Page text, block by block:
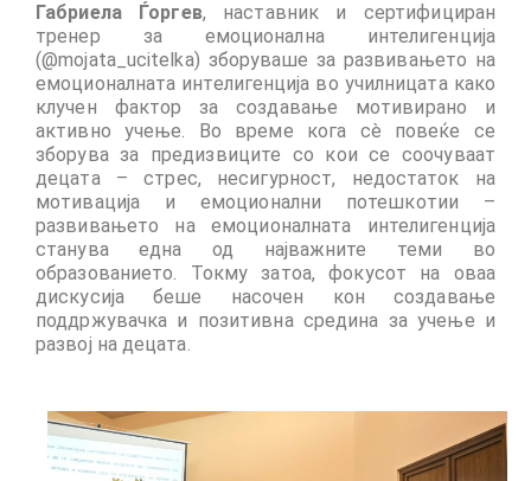
Skopje Applied arts programme | Day 5
Skopje Applied arts programme | Day 4
Skopje Applied arts programme | Day 3
Skopje Applied arts programme | Day 2
Skopje Applied arts programme | Day 1
Applied art program in Skopje organized
by Cultart
Visual Arts Programme | Day 5
Visual Arts Programme | Day 1 & 2
Габриела Ѓоргев, наставник и сертифициран
тренер за емоционална интелигенција
(@mojata_ucitelka) зборуваше за развивањето на
емоционалната интелигенција во училницата како
клучен фактор за создавање мотивирано и
активно учење. Во време кога сè повеќе се
зборува за предизвиците со кои се соочуваат
децата – стрес, несигурност, недостаток на
мотивација и емоционални потешкотии –
развивањето на емоционалната интелигенција
станува една од најважните теми во
образованието. Токму затоа, фокусот на оваа
дискусија беше насочен кон создавање
поддржувачка и позитивна средина за учење и
развој на децата.